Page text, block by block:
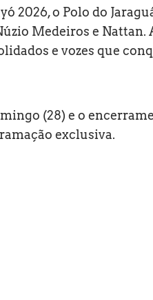
2026, o Polo do
Medeiros e Nattan.
e vozes que
(28) e o
exclusiva.